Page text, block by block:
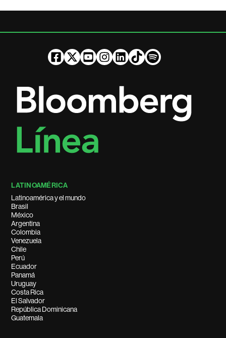
LATINOAMÉRICA
Latinoamérica y el mundo
Brasil
México
Argentina
Colombia
Venezuela
Chile
Perú
Ecuador
Panamá
Uruguay
Costa Rica
El Salvador
República Dominicana
Guatemala